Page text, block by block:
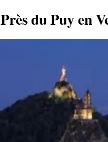
Près du Puy en